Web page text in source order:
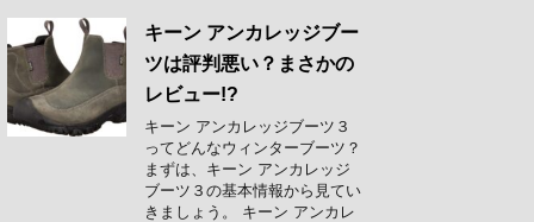
キーン アンカレッジブー
ツは評判悪い？まさかの
レビュー!?
キーン アンカレッジブーツ３
ってどんなウィンターブーツ？
まずは、キーン アンカレッジ
ブーツ３の基本情報から見てい
きましょう。 キーン アンカレ